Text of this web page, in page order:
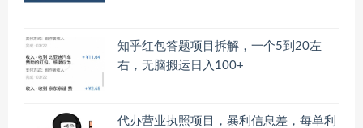
知乎红包答题项目拆解，一个5到20左
右，无脑搬运日入100+
代办营业执照项目，暴利信息差，每单利